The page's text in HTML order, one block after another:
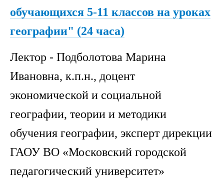
обучающихся 5-11 классов на уроках
географии" (24 часа)
Лектор - Подболотова Марина
Ивановна, к.п.н., доцент
экономической и социальной
географии, теории и методики
обучения географии, эксперт дирекции
ГАОУ ВО «Московский городской
педагогический университет»